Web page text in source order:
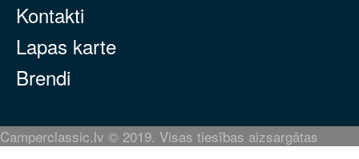
Kontakti
Lapas karte
Brendi
Camperclassic.lv © 2019. Visas tiesības aizsargātas